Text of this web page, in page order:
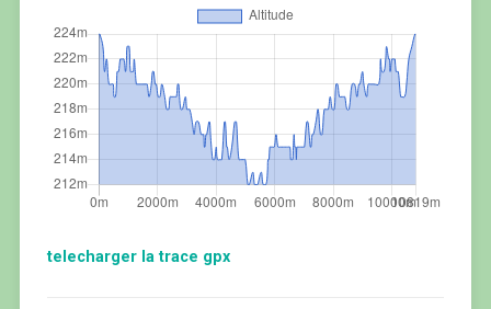
telecharger la trace gpx